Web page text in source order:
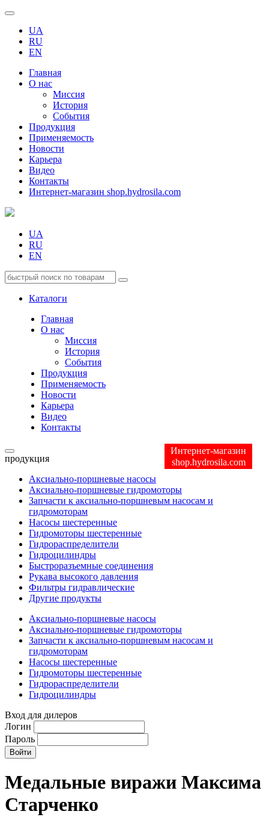
UA
RU
EN
Главная
О нас
Миссия
История
События
Продукция
Применяемость
Новости
Карьера
Видео
Контакты
Интернет-магазин shop.hydrosila.com
UA
RU
EN
Каталоги
Главная
О нас
Миссия
История
События
Продукция
Применяемость
Новости
Карьера
Видео
Контакты
Интернет-магазин
shop.hydrosila.com
продукция
Аксиально-поршневые насосы
Аксиально-поршневые гидромоторы
Запчасти к аксиально-поршневым насосам и
гидромоторам
Насосы шестеренные
Гидромоторы шестеренные
Гидрораспределители
Гидроцилиндры
Быстроразъемные соединения
Рукава высокого давления
Фильтры гидравлические
Другие продукты
Аксиально-поршневые насосы
Аксиально-поршневые гидромоторы
Запчасти к аксиально-поршневым насосам и
гидромоторам
Насосы шестеренные
Гидромоторы шестеренные
Гидрораспределители
Гидроцилиндры
Вход для дилеров
Логин
Пароль
Медальные виражи Максима
Старченко